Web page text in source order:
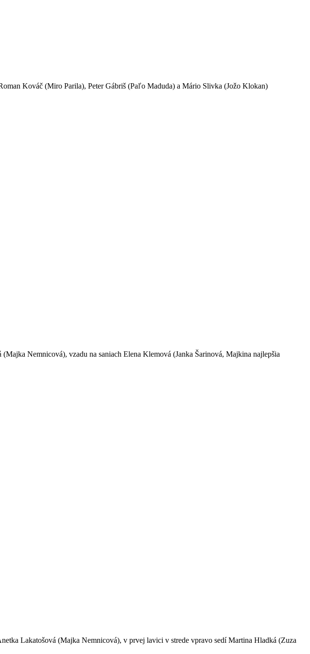
Kováč (Miro Parila), Peter Gábriš (Paľo Maduda) a Mário Slivka (Jožo Klokan)
Nemnicová), vzadu na saniach Elena Klemová (Janka Šarinová, Majkina najlepšia
Lakatošová (Majka Nemnicová), v prvej lavici v strede vpravo sedí Martina Hladká (Zuza